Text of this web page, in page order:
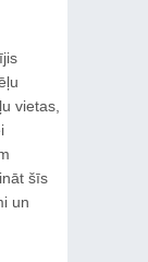
vietas,
šīs
un